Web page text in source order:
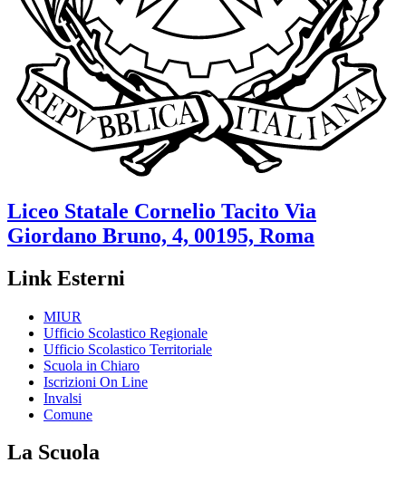
Liceo Statale Cornelio Tacito Via
Giordano Bruno, 4, 00195, Roma
Link Esterni
MIUR
Ufficio Scolastico Regionale
Ufficio Scolastico Territoriale
Scuola in Chiaro
Iscrizioni On Line
Invalsi
Comune
La Scuola